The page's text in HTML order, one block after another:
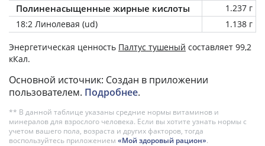
Полиненасыщенные жирные кислоты
1.237 г
18:2 Линолевая (ud)
1.138 г
Энергетическая ценность Палтус тушеный составляет 99,2
кКал.
Основной источник: Создан в приложении
пользователем. Подробнее.
** В данной таблице указаны средние нормы витаминов и
минералов для взрослого человека. Если вы хотите узнать нормы с
учетом вашего пола, возраста и других факторов, тогда
воспользуйтесь приложением «Мой здоровый рацион».